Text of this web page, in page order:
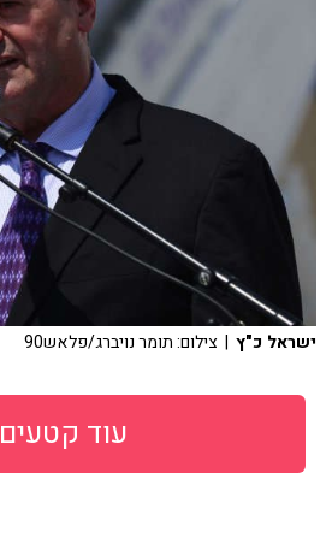
ישראל כ"ץ | צילום: תומר נויברג/פלאש90
עוד קטעים